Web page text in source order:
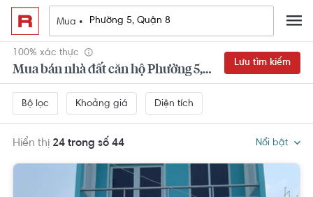
Mua •
100% xác thực
Mua bán nhà đất căn hộ Phường 5, Quận 8
Lưu tìm kiếm
Bộ lọc Khoảng giá Diện tích
Hiển thị 24 trong số 44 Nổi bật